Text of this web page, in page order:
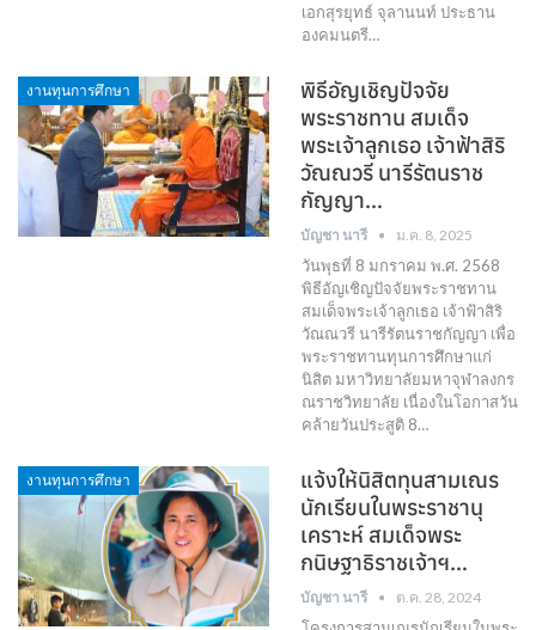
เอกสุรยุทธ์ จุลานนท์ ประธาน
องคมนตรี…
งานทุนการศึกษา
พิธีอัญเชิญปัจจัย
พระราชทาน สมเด็จ
พระเจ้าลูกเธอ เจ้าฟ้าสิริ
วัณณวรี นารีรัตนราช
กัญญา…
บัญชา นารี ม.ค. 8, 2025
วันพุธที่ 8 มกราคม พ.ศ. 2568
พิธีอัญเชิญปัจจัยพระราชทาน
สมเด็จพระเจ้าลูกเธอ เจ้าฟ้าสิริ
วัณณวรี นารีรัตนราชกัญญา เพื่อ
พระราชทานทุนการศึกษาแก่
นิสิต มหาวิทยาลัยมหาจุฬาลงกร
ณราชวิทยาลัย เนื่องในโอกาสวัน
คล้ายวันประสูติ 8…
งานทุนการศึกษา
แจ้งให้นิสิตทุนสามเณร
นักเรียนในพระราชานุ
เคราะห์ สมเด็จพระ
กนิษฐาธิราชเจ้าฯ…
บัญชา นารี ต.ค. 28, 2024